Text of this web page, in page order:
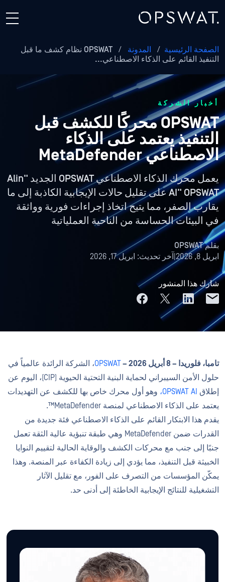
الصفحة الرئيسية / المدونة /
OPSWAT نظام كشف ما قبل
التنفيذ القائم على الذكاء الاصطناعي...
أخبار الشركة
OPSWAT محركًا للكشف قبل
التنفيذ يعتمد على الذكاء
الاصطناعي MetaDefender
يعمل محرك الذكاء الاصطناعي OPSWAT الجديد "Alin
AI" OPSWAT على تقليل حالات الإيجابية الكاذبة إلى ما
يقارب الصفر، مما يتيح اتخاذ إجراءات فورية وواثقة
في البيئات الحساسة من الناحية العملياتية
بقلمOPSWAT
ابريل 8, 2026
| آخر تحديث: ابريل 17, 2026
شارك هذا المنشور
تامبا، فلوريدا – 8 أبريل 2026 – OPSWAT، الشركة الرائدة عالمياً في
حلول الأمن السيبراني لحماية البنية التحتية الحيوية (CIP)، اليوم عن
إطلاق OPSWAT AI،
وهو أول محرك خاص بها للكشف عن التهديدات
يعتمد على الذكاء الاصطناعي لمنصة MetaDefender™.
يقدم هذا الابتكار القائم على الذكاء الاصطناعي فئة جديدة من
القدرات ضمن MetaDefender وهي طبقة تنبؤية عالية الثقة تعمل
جنبًا إلى جنب مع محركات الكشف والوقاية الحالية لتقييم النوايا
الخبيثة قبل التنفيذ، مما يؤدي إلى زيادة الكفاءة عبر المنصة. وهذا
يمكّن المؤسسات من التصرف على الفور، مع تقليل الآثار
التشغيلية للنتائج الإيجابية الخاطئة إلى أدنى حد.